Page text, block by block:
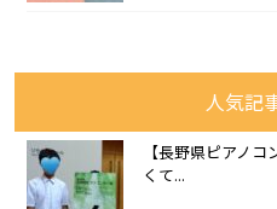
人気記
【長野県ピアノ
くて...